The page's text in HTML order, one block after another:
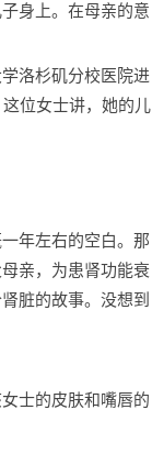
身上。在母亲的意
洛杉矶分校医院进
位女士讲，她的儿
年左右的空白。那
亲，为患肾功能衰
脏的故事。没想到
士的皮肤和嘴唇的